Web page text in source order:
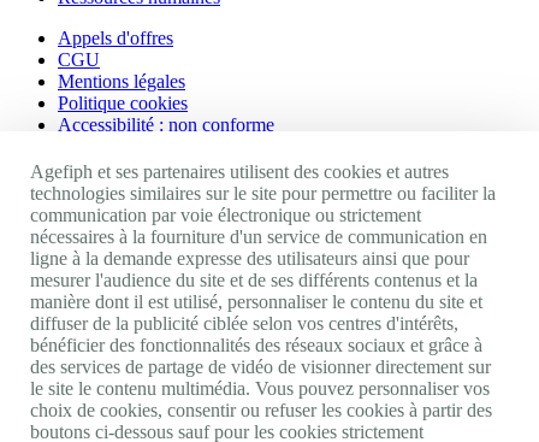
Appels d'offres
CGU
Mentions légales
Politique cookies
Accessibilité : non conforme
Nos autres sites
Site portail Agefiph
Activateur de progrès
Handinnov
Innovation et recherche
Université du RRH
Service AppuiPro
Nous suivre
Youtube
Agefiph et ses partenaires utilisent des cookies et autres
technologies similaires sur le site pour permettre ou faciliter la
communication par voie électronique ou strictement
nécessaires à la fourniture d'un service de communication en
ligne à la demande expresse des utilisateurs ainsi que pour
mesurer l'audience du site et de ses différents contenus et la
manière dont il est utilisé, personnaliser le contenu du site et
diffuser de la publicité ciblée selon vos centres d'intérêts,
bénéficier des fonctionnalités des réseaux sociaux et grâce à
des services de partage de vidéo de visionner directement sur
le site le contenu multimédia. Vous pouvez personnaliser vos
choix de cookies, consentir ou refuser les cookies à partir des
boutons ci-dessous sauf pour les cookies strictement